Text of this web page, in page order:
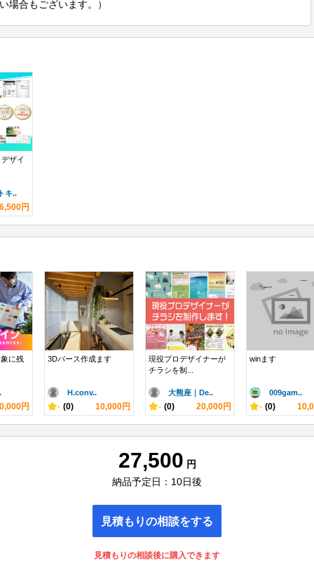
場合もございます。）
ザイ
キ..
円
に残
円
3Dパース作成ます
H.conv..
- (0) 10,000円
現役プロデザイナーが
チラシを制...
大熊座｜De..
- (0) 20,000円
winます
009gam..
- (0)
27,500 円
納品予定日：10日後
見積もりの相談をする
見積もりの相談後に購入できます